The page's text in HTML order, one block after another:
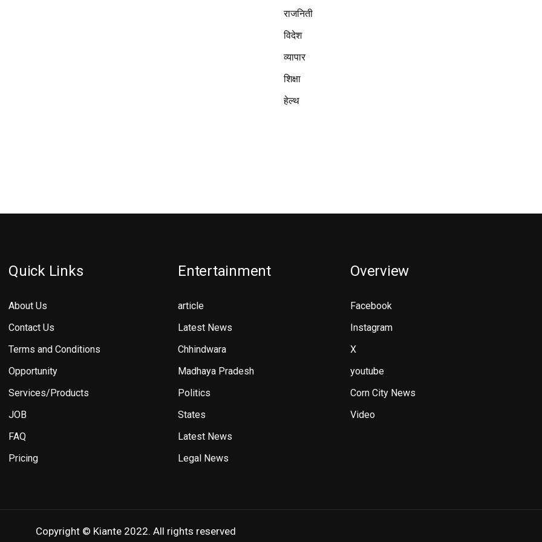
राजनिती
विदेश
व्यापार
शिक्षा
हेल्थ
Quick Links
About Us
Contact Us
Terms and Conditions
Opportunity
Services/Products
JOB
FAQ
Pricing
Entertainment
article
Latest News
Chhindwara
Madhaya Pradesh
Politics
States
Latest News
Legal News
Overview
Facebook
Instagram
X
youtube
Corn City News
Video
Copyright © Kiante 2022. All rights reserved